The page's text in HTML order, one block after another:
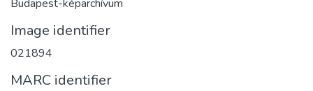
Budapest-képarchívum
Image identifier
021894
MARC identifier